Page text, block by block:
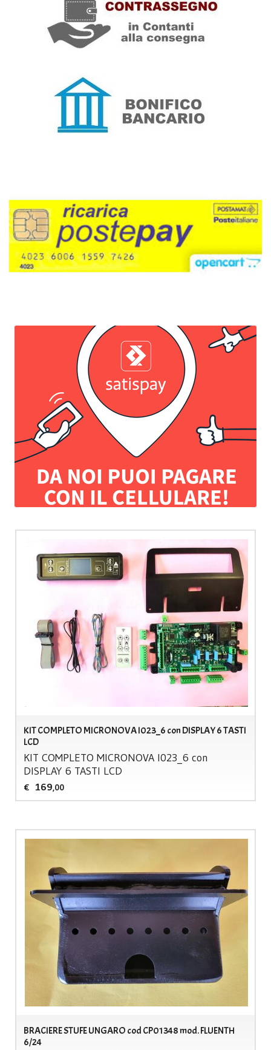
KIT COMPLETO MICRONOVA I023_6 con DISPLAY 6 TASTI
LCD
KIT COMPLETO MICRONOVAI023_6 con
DISPLAY6 TASTI LCD
€ 169,00
BRACIERE STUFE UNGARO cod CP01348 mod. FLUENTH
6/24